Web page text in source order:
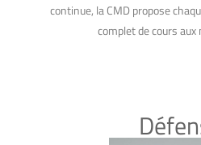
continue, la CMD propose
complet de cours aux